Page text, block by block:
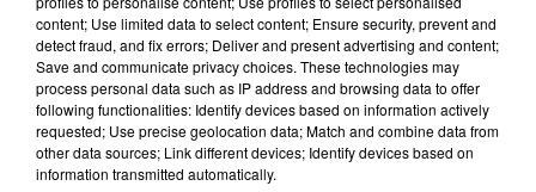
on n'a toujours aucune garantie que des travaux
soient un jour lancés" précise Jean-Claude Querville.
Pas encore les fonds pour financer le recours
Les avocats de l'association rédigent actuellement le
recours pour un dépôt auprès du tribunal administratif
de Nantes au plus vite. Mais l'argent manque :
content; Use limited data to select content; Ensure security, prevent and
detect fraud, and fix errors; Deliver and present advertising and content;
Save and communicate privacy choices. These technologies may
process personal data such as IP address and browsing data to offer
following functionalities: Identify devices based on information actively
requested; Use precise geolocation data; Match and combine data from
other data sources; Link different devices; Identify devices based on
information transmitted automatically.